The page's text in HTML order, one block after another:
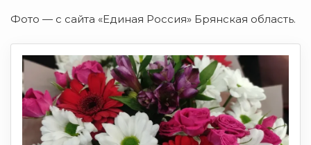
Фото — с сайта «Единая Россия» Брянская область.